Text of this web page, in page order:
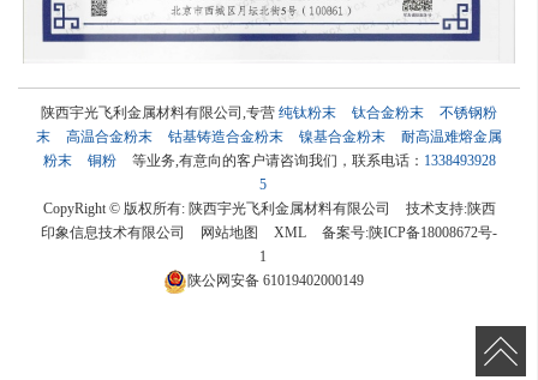
陕西宇光飞利金属材料有限公司,专营 纯钛粉末 钛合金粉末
不锈钢粉
末
高温合金粉末 钴基铸造合金粉末 镍基合金粉末
耐高温难熔金属
粉末
铜粉 等业务,有意向的客户请咨询我们，联系电话： 1338493928
5
CopyRight © 版权所有: 陕西宇光飞利金属材料有限公司 技术支持:陕西
印象信息技术有限公司
网站地图 XML 备案号:陕ICP备18008672号-
1
陕公网安备61019402000149